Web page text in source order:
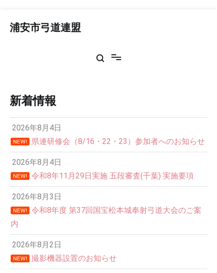
浦安市弓道連盟
新着情報
2026年8月4日
NEW! 県連研修会（8/16・22・23）参加者へのお知らせ
2026年8月4日
NEW! 令和8年11月29日実施 五段審査(千葉) 実施要項
2026年8月3日
NEW!
令和8年度 第37回国宝松本城奉射弓道大会のご案
内
2026年8月2日
NEW! 撮影機器設置のお知らせ